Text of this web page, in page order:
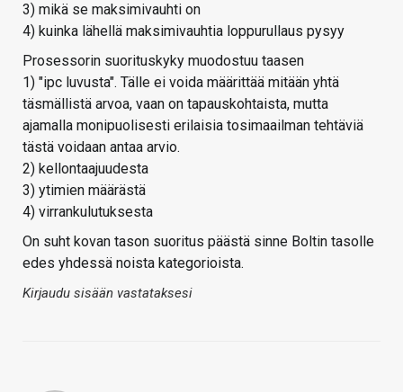
3) mikä se maksimivauhti on
4) kuinka lähellä maksimivauhtia loppurullaus pysyy
Prosessorin suorituskyky muodostuu taasen
1) "ipc luvusta". Tälle ei voida määrittää mitään yhtä
täsmällistä arvoa, vaan on tapauskohtaista, mutta
ajamalla monipuolisesti erilaisia tosimaailman tehtäviä
tästä voidaan antaa arvio.
2) kellontaajuudesta
3) ytimien määrästä
4) virrankulutuksesta
On suht kovan tason suoritus päästä sinne Boltin tasolle
edes yhdessä noista kategorioista.
Kirjaudu sisään vastataksesi